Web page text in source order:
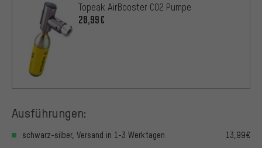
Topeak AirBooster CO2 Pumpe
20,99€
Ausführungen:
schwarz-silber, Versand in 1-3 Werktagen 13,99€